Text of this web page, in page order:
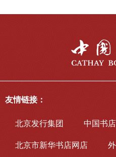
友情链接：
北京发行集团 中国书
北京市新华书店网店